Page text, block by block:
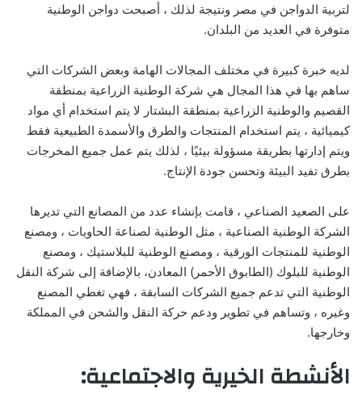
لتربية الدواجن في مصر ونتيجة لذلك ، أصبحت دواجن الوطنية
متوفرة في العديد من البلدان.
لديه خبرة كبيرة في مختلف المجالات الهامة وبعض الشركات التي
ساهم بها في هذا المجال هي شركة الوطنية الزراعية بمنطقة
القصيم والوطنية الزراعية بمنطقة البشتار لا يتم استخدام أي مواد
كيميائية ، يتم استخدام المنتجات والطرق والأسمدة الطبيعية فقط
ويتم إدارتها بطريقة مسؤولة بيئيًا ، لذلك يتم عمل جميع المخرجات
بطرق تفيد البيئة وتحسن جودة الإنتاج.
على الصعيد الصناعي ، قامت بإنشاء عدد من المصانع التي تديرها
الشركة الوطنية الصناعية ، مثل الوطنية لصناعة الحاويات ، ومصنع
الوطنية للمنتجات الورقية ، ومصنع الوطنية للبلاستيك ، ومصنع
الوطنية للبلوك (الطابوق الأحمر) المعادن، بالإضافة إلى شركة النقل
الوطنية التي تدعم جميع الشركات السابقة ، فهي تغطي المصنع
وغيره ، وتساهم في تطوير ودعم حركة النقل والشحن في المملكة
وخارجها.
الأنشطة الخيرية والاجتماعية: